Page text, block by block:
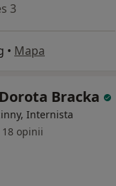
3
• Mapa
Bracka
Internista
18 opinii